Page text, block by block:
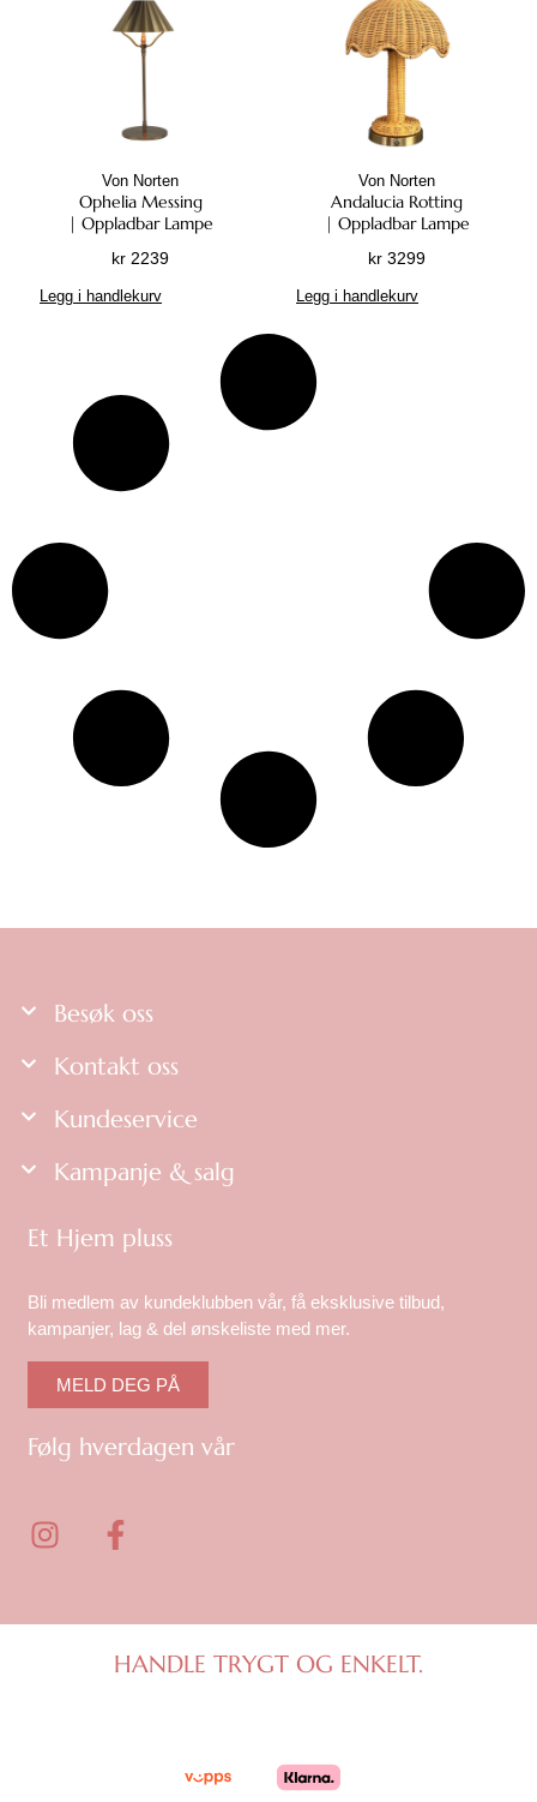
Von Norten
Ophelia Messing
| Oppladbar Lampe
kr 2239
Legg i handlekurv
Von Norten
Andalucia Rotting
| Oppladbar Lampe
kr 3299
Legg i handlekurv
Besøk oss
Kontakt oss
Kundeservice
Kampanje & salg
Et Hjem pluss
Bli medlem av kundeklubben vår, få eksklusive tilbud,
kampanjer, lag & del ønskeliste med mer.
MELD DEG PÅ
Følg hverdagen vår
I
n
F
a
o
HANDLE TRYGT OG ENKELT.